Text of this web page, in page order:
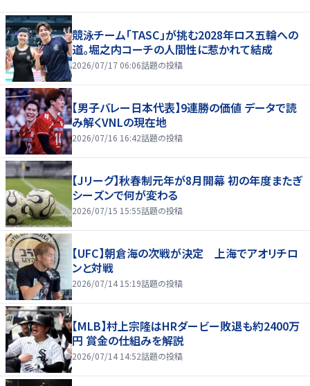
競泳チーム「TASC」が挑む2028年ロス五輪への
道。堀之内コーチの人間性に惹かれて結成
2026/07/17 06:06話題の投稿
【男子バレー日本代表】9連勝の価値 データで読
み解くVNLの現在地
2026/07/16 16:42話題の投稿
【Jリーグ】秋春制元年が8月開幕 初の年度またぎ
シーズンで何が変わる
2026/07/15 15:55話題の投稿
【UFC】朝倉海の次戦が決定 上海でアオリチロ
ンと対戦
2026/07/14 15:19話題の投稿
【MLB】村上宗隆はHRダービー敗退も約2400万
円 賞金の仕組みを解説
2026/07/14 14:52話題の投稿